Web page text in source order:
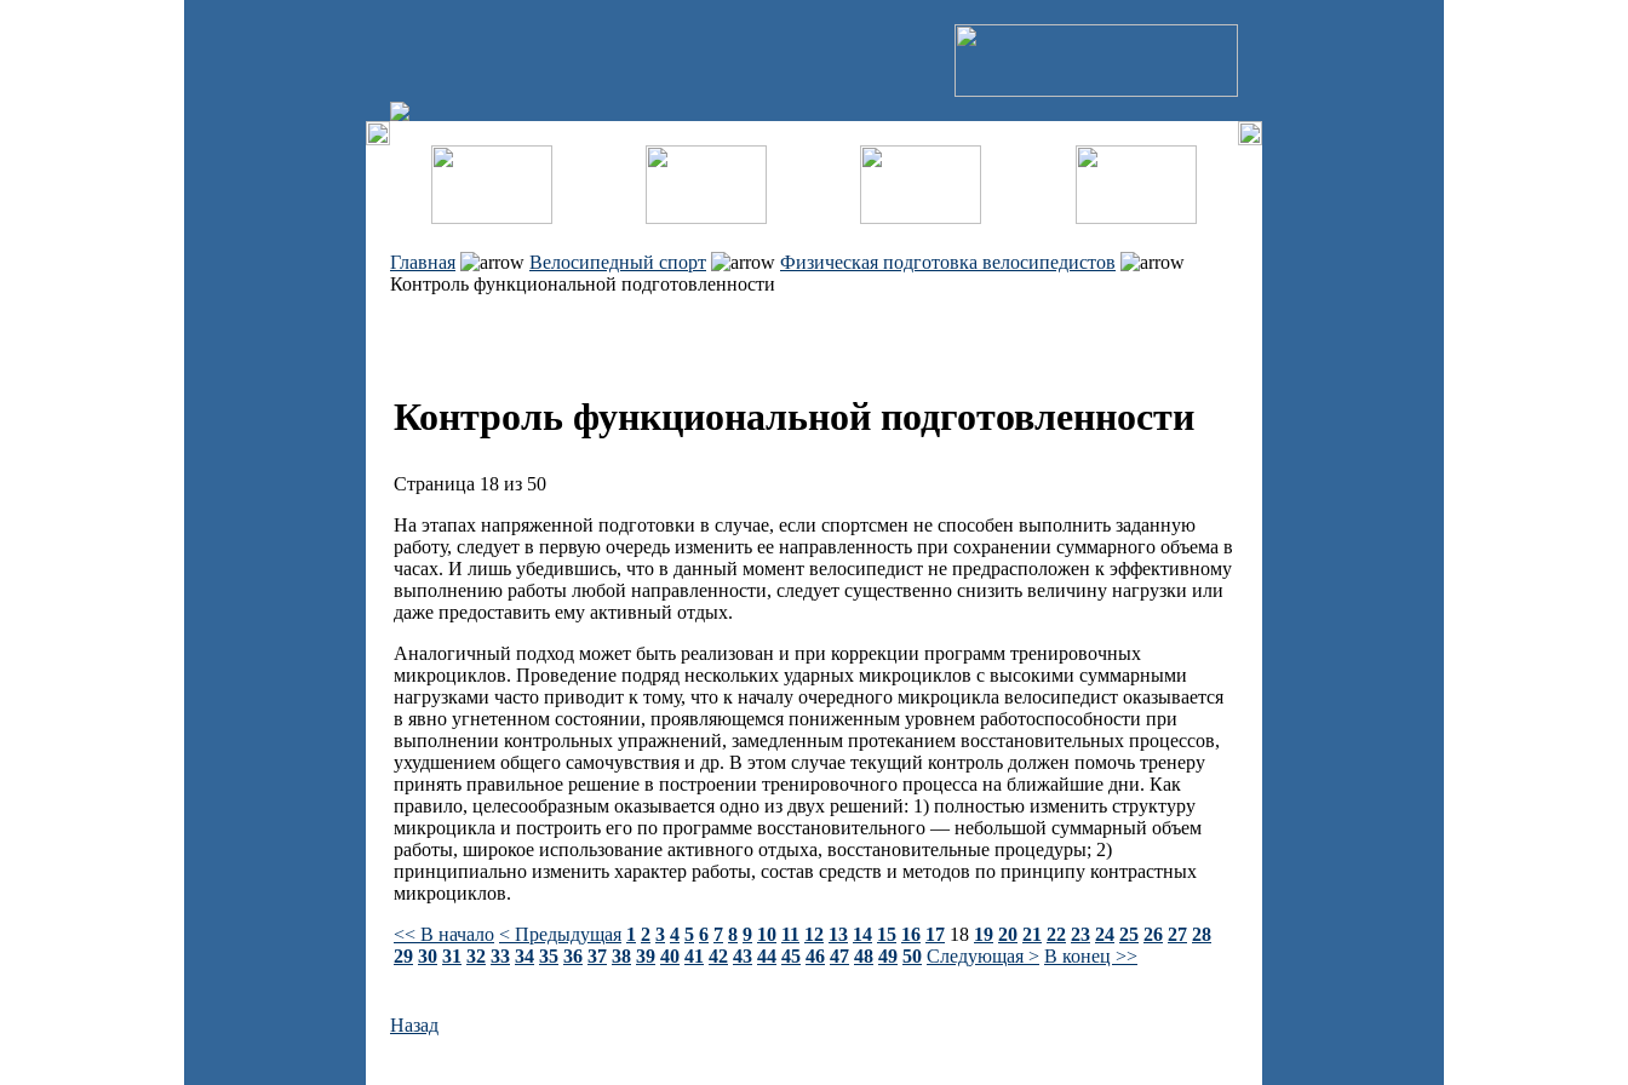
Главная Велосипедный спорт
Физическая подготовка велосипедистов
Контроль функциональной подготовленности
Контроль функциональной подготовленности
Страница 18 из 50
На этапах напряженной подготовки в случае, если спортсмен не способен выполнить заданную
работу, следует в первую очередь изменить ее направленность при сохранении суммарного объема в
часах. И лишь убедившись, что в данный момент велосипедист не предрасположен к эффективному
выполнению работы любой направленности, следует существенно снизить величину нагрузки или
даже предоставить ему активный отдых.
Аналогичный подход может быть реализован и при коррекции программ тренировочных
микроциклов. Проведение подряд нескольких ударных микроциклов с высокими суммарными
нагрузками часто приводит к тому, что к началу очередного микроцикла велосипедист оказывается
в явно угнетенном состоянии, проявляющемся пониженным уровнем работоспособности при
выполнении контрольных упражнений, замедленным протеканием восстановительных процессов,
ухудшением общего самочувствия и др. В этом случае текущий контроль должен помочь тренеру
принять правильное решение в построении тренировочного процесса на ближайшие дни. Как
правило, целесообразным оказывается одно из двух решений: 1) полностью изменить структуру
микроцикла и построить его по программе восстановительного — небольшой суммарный объем
работы, широкое использование активного отдыха, восстановительные процедуры; 2)
принципиально изменить характер работы, состав средств и методов по принципу контрастных
микроциклов.
<< В начало < Предыдущая 1 2 3 4 5 6 7 8 9 10 11 12 13 14 15 16 17 18 19 20 21 22 23 24 25 26 27 28
29 30 31 32 33 34 35 36 37 38 39 40 41 42 43 44 45 46 47 48 49 50 Следующая > В конец >>
Назад